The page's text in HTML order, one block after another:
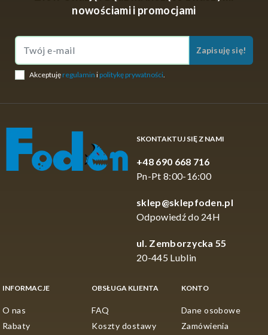
nowościami i promocjami
Zapisuję się!
Akceptuję regulamin i politykę prywatności
SKONTAKTUJ SIĘ Z NAMI
+48 690 668 716
Pn-Pt 8:00-16:00
sklep@sklepfoden.pl
Odpowiedź do 24H
ul. Zemborzycka 55
20-445 Lublin
INFORMACJE
O nas
Rabaty
OBSŁUGA KLIENTA
FAQ
Koszty dostawy
KONTO
Dane osobowe
Zamówienia